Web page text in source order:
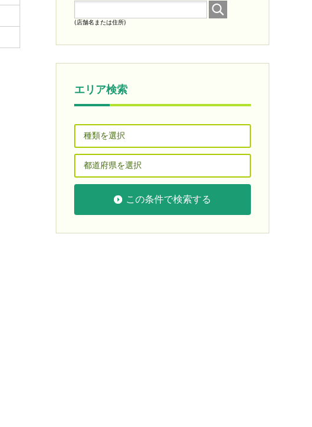
(店舗名または住所)
エリア検索
この条件で検索する